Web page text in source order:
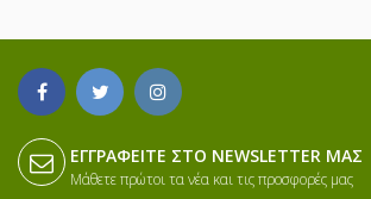
ΕΓΓΡΑΦΕΊΤΕ ΣΤΟ NEWSLETTER ΜΑΣ
Μάθετε πρώτοι τα νέα και τις προσφορές μας